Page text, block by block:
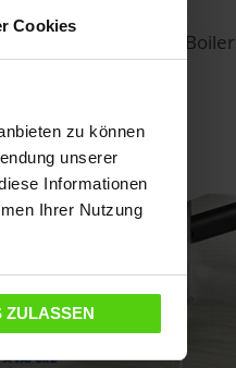
Cookies
zu können
unserer
Informationen
Ihrer Nutzung
ZULASSEN
kannst du den Boiler